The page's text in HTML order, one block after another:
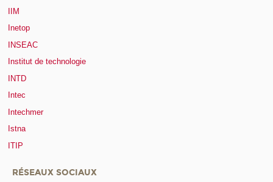
IIM
Inetop
INSEAC
Institut de technologie
INTD
Intec
Intechmer
Istna
ITIP
RÉSEAUX SOCIAUX